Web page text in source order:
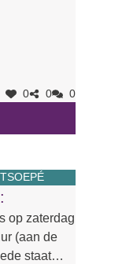
0 0 0
op zaterdag
(aan de
staat